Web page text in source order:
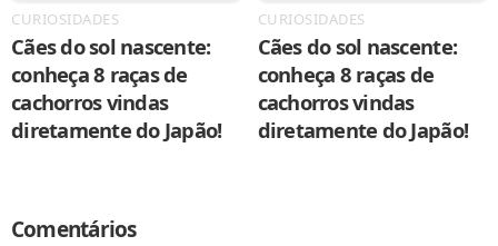
CURIOSIDADES
Cães do sol nascente:
conheça 8 raças de
cachorros vindas
diretamente do Japão!
CURIOSIDADES
Cães do sol nascente:
conheça 8 raças de
cachorros vindas
diretamente do Japão!
Comentários